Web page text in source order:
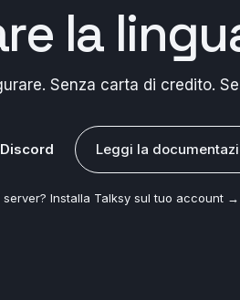
la
Senza carta di credito.
Leggi la
server? Installa Talksy sul tuo account →